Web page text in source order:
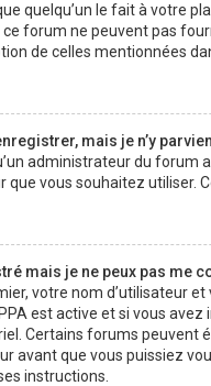
quelqu’un le fait à votre
forum ne peuvent pas
de celles mentionnées
mais je n’y
administrateur du
que vous souhaitez utiliser.
mais je ne peux pas me
votre nom d’utilisateur
est active et si vous
Certains forums peuvent
avant que vous puissiez
instructions.